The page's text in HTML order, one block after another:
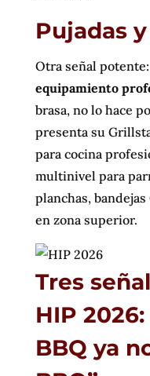
Pujadas
Otra señal
equipamiento
brasa, no lo hace
presenta su
para cocina
multinivel para
planchas,
en zona superior.
Tres
HIP
BBQ ya